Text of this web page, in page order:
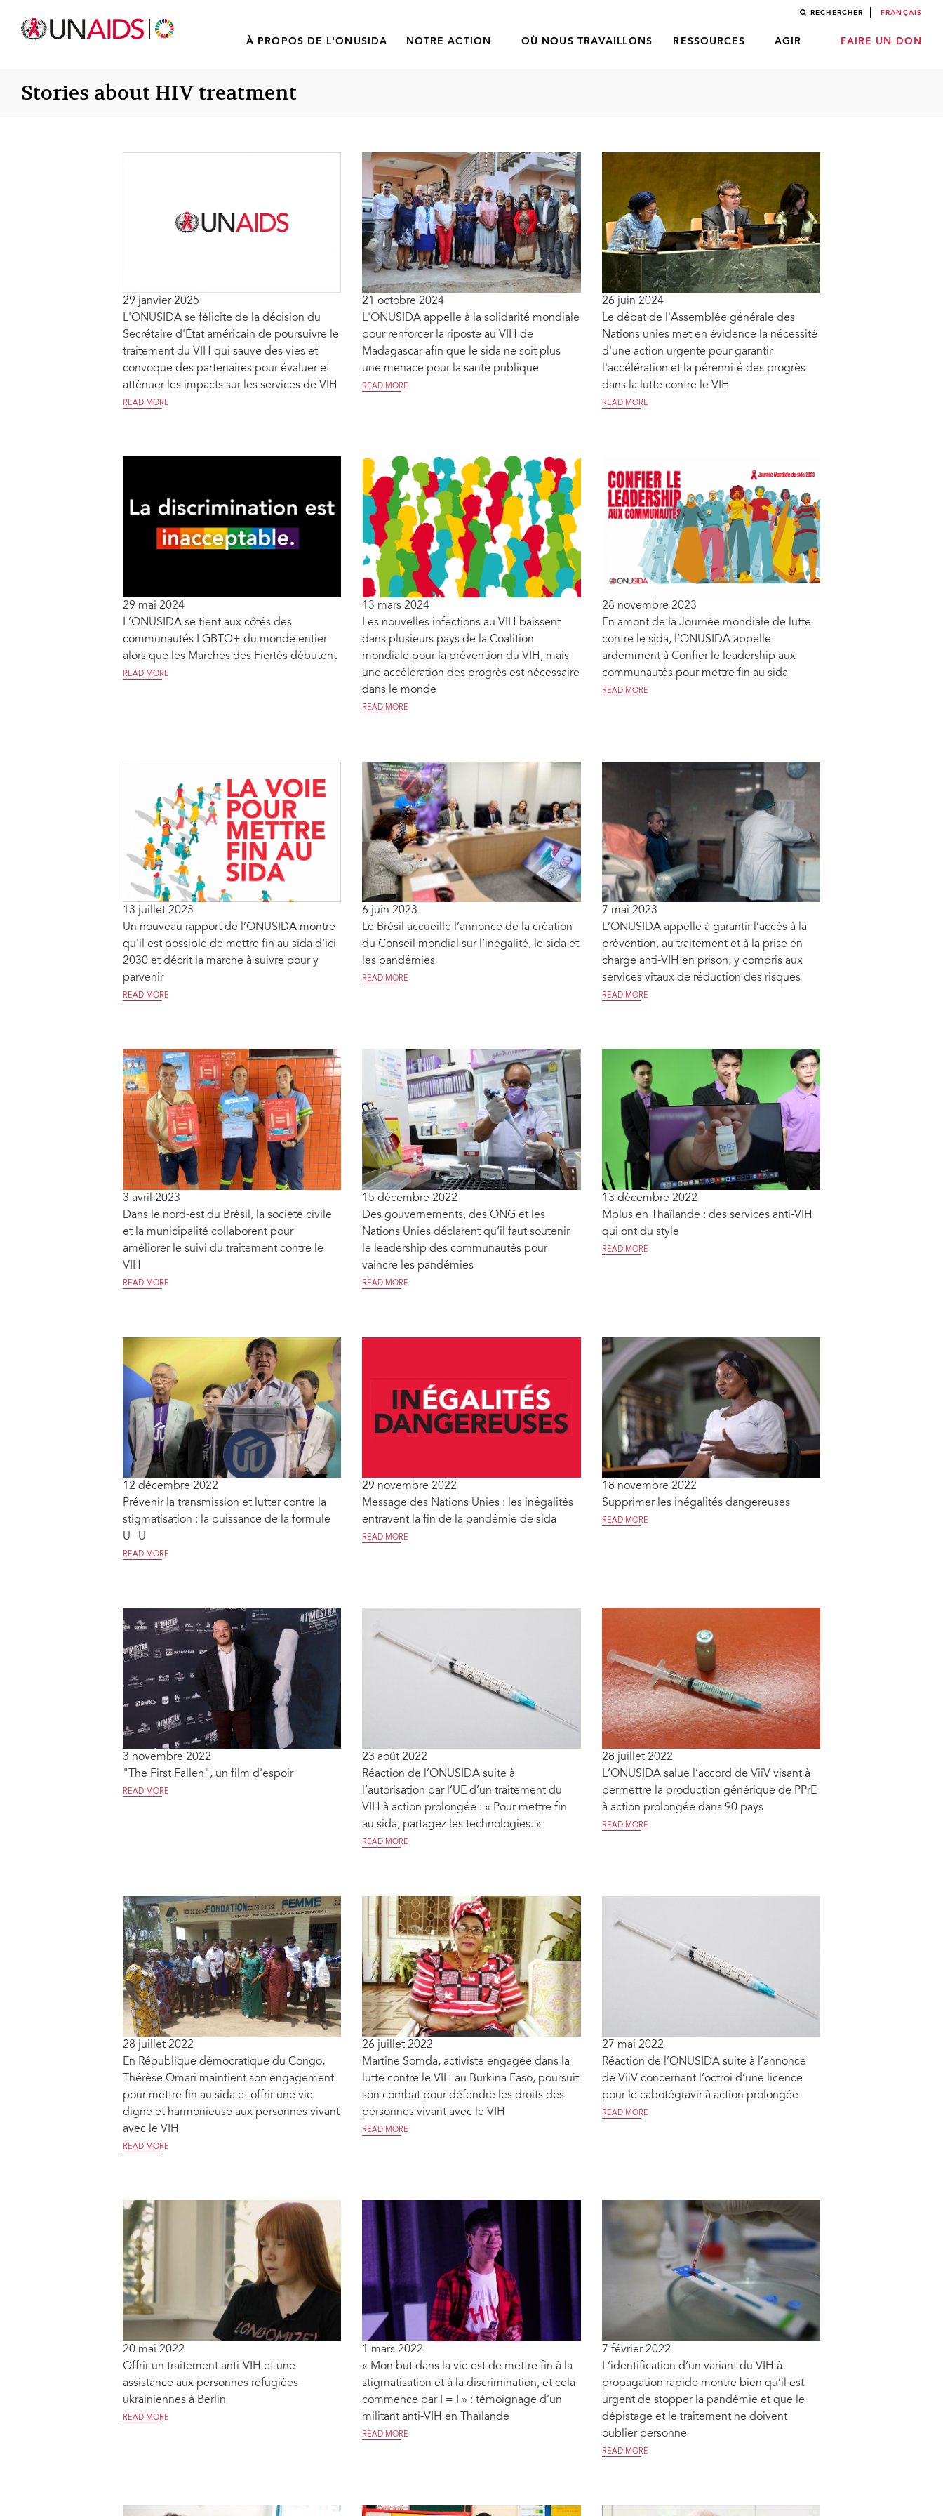
RECHERCHER FRANÇAIS
À PROPOS DE L'ONUSIDA NOTRE ACTION OÙ NOUS TRAVAILLONS RESSOURCES AGIR FAIRE UN DON
Stories about HIV treatment
29 janvier 2025
L'ONUSIDA se félicite de la décision du
Secrétaire d'État américain de poursuivre le
traitement du VIH qui sauve des vies et
convoque des partenaires pour évaluer et
atténuer les impacts sur les services de VIH
READ MORE
21 octobre 2024
L'ONUSIDA appelle à la solidarité mondiale
pour renforcer la riposte au VIH de
Madagascar afin que le sida ne soit plus
une menace pour la santé publique
READ MORE
26 juin 2024
Le débat de l'Assemblée générale des
Nations unies met en évidence la nécessité
d'une action urgente pour garantir
l'accélération et la pérennité des progrès
dans la lutte contre le VIH
READ MORE
29 mai 2024
L’ONUSIDA se tient aux côtés des
communautés LGBTQ+ du monde entier
alors que les Marches des Fiertés débutent
READ MORE
13 mars 2024
Les nouvelles infections au VIH baissent
dans plusieurs pays de la Coalition
mondiale pour la prévention du VIH, mais
une accélération des progrès est nécessaire
dans le monde
READ MORE
28 novembre 2023
En amont de la Journée mondiale de lutte
contre le sida, l’ONUSIDA appelle
ardemment à Confier le leadership aux
communautés pour mettre fin au sida
READ MORE
13 juillet 2023
Un nouveau rapport de l’ONUSIDA montre
qu’il est possible de mettre fin au sida d’ici
2030 et décrit la marche à suivre pour y
parvenir
READ MORE
6 juin 2023
Le Brésil accueille l’annonce de la création
du Conseil mondial sur l’inégalité, le sida et
les pandémies
READ MORE
7 mai 2023
L’ONUSIDA appelle à garantir l’accès à la
prévention, au traitement et à la prise en
charge anti-VIH en prison, y compris aux
services vitaux de réduction des risques
READ MORE
3 avril 2023
Dans le nord-est du Brésil, la société civile
et la municipalité collaborent pour
améliorer le suivi du traitement contre le
VIH
READ MORE
15 décembre 2022
Des gouvernements, des ONG et les
Nations Unies déclarent qu’il faut soutenir
le leadership des communautés pour
vaincre les pandémies
READ MORE
13 décembre 2022
Mplus en Thaïlande : des services anti-VIH
qui ont du style
READ MORE
12 décembre 2022
Prévenir la transmission et lutter contre la
stigmatisation : la puissance de la formule
U=U
READ MORE
29 novembre 2022
Message des Nations Unies : les inégalités
entravent la fin de la pandémie de sida
READ MORE
18 novembre 2022
Supprimer les inégalités dangereuses
READ MORE
3 novembre 2022
"The First Fallen", un film d'espoir
READ MORE
23 août 2022
Réaction de l’ONUSIDA suite à
l’autorisation par l’UE d’un traitement du
VIH à action prolongée : « Pour mettre fin
au sida, partagez les technologies. »
READ MORE
28 juillet 2022
L’ONUSIDA salue l’accord de ViiV visant à
permettre la production générique de PPrE
à action prolongée dans 90 pays
READ MORE
28 juillet 2022
En République démocratique du Congo,
Thérèse Omari maintient son engagement
pour mettre fin au sida et offrir une vie
digne et harmonieuse aux personnes vivant
avec le VIH
READ MORE
26 juillet 2022
Martine Somda, activiste engagée dans la
lutte contre le VIH au Burkina Faso, poursuit
son combat pour défendre les droits des
personnes vivant avec le VIH
READ MORE
27 mai 2022
Réaction de l’ONUSIDA suite à l’annonce
de ViiV concernant l’octroi d’une licence
pour le cabotégravir à action prolongée
READ MORE
20 mai 2022
Offrir un traitement anti-VIH et une
assistance aux personnes réfugiées
ukrainiennes à Berlin
READ MORE
1 mars 2022
« Mon but dans la vie est de mettre fin à la
stigmatisation et à la discrimination, et cela
commence par I = I » : témoignage d’un
militant anti-VIH en Thaïlande
READ MORE
7 février 2022
L’identification d’un variant du VIH à
propagation rapide montre bien qu’il est
urgent de stopper la pandémie et que le
dépistage et le traitement ne doivent
oublier personne
READ MORE